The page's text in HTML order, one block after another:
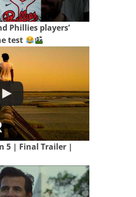
Phillies players’
test
5 | Final Trailer |